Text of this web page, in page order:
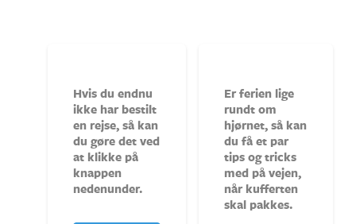
Hvis du endnu
ikke har bestilt
en rejse, så kan
du gøre det ved
at klikke på
knappen
nedenunder.
Er ferien lige
rundt om
hjørnet, så kan
du få et par
tips og tricks
med på vejen,
når kufferten
skal pakkes.